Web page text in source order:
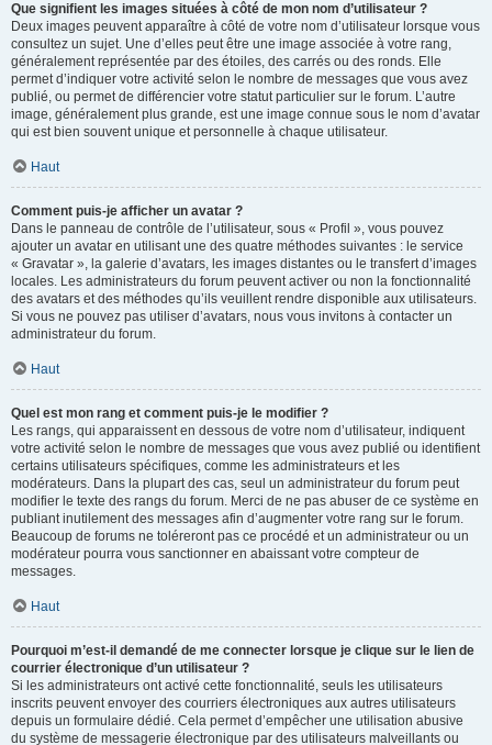
Que signifient les images situées à côté de mon nom d’utilisateur ?
Deux images peuvent apparaître à côté de votre nom d’utilisateur lorsque vous
consultez un sujet. Une d’elles peut être une image associée à votre rang,
généralement représentée par des étoiles, des carrés ou des ronds. Elle
permet d’indiquer votre activité selon le nombre de messages que vous avez
publié, ou permet de différencier votre statut particulier sur le forum. L’autre
image, généralement plus grande, est une image connue sous le nom d’avatar
qui est bien souvent unique et personnelle à chaque utilisateur.
Haut
Comment puis-je afficher un avatar ?
Dans le panneau de contrôle de l’utilisateur, sous « Profil », vous pouvez
ajouter un avatar en utilisant une des quatre méthodes suivantes : le service
« Gravatar », la galerie d’avatars, les images distantes ou le transfert d’images
locales. Les administrateurs du forum peuvent activer ou non la fonctionnalité
des avatars et des méthodes qu’ils veuillent rendre disponible aux utilisateurs.
Si vous ne pouvez pas utiliser d’avatars, nous vous invitons à contacter un
administrateur du forum.
Haut
Quel est mon rang et comment puis-je le modifier ?
Les rangs, qui apparaissent en dessous de votre nom d’utilisateur, indiquent
votre activité selon le nombre de messages que vous avez publié ou identifient
certains utilisateurs spécifiques, comme les administrateurs et les
modérateurs. Dans la plupart des cas, seul un administrateur du forum peut
modifier le texte des rangs du forum. Merci de ne pas abuser de ce système en
publiant inutilement des messages afin d’augmenter votre rang sur le forum.
Beaucoup de forums ne toléreront pas ce procédé et un administrateur ou un
modérateur pourra vous sanctionner en abaissant votre compteur de
messages.
Haut
Pourquoi m’est-il demandé de me connecter lorsque je clique sur le lien de
courrier électronique d’un utilisateur ?
Si les administrateurs ont activé cette fonctionnalité, seuls les utilisateurs
inscrits peuvent envoyer des courriers électroniques aux autres utilisateurs
depuis un formulaire dédié. Cela permet d’empêcher une utilisation abusive
du système de messagerie électronique par des utilisateurs malveillants ou